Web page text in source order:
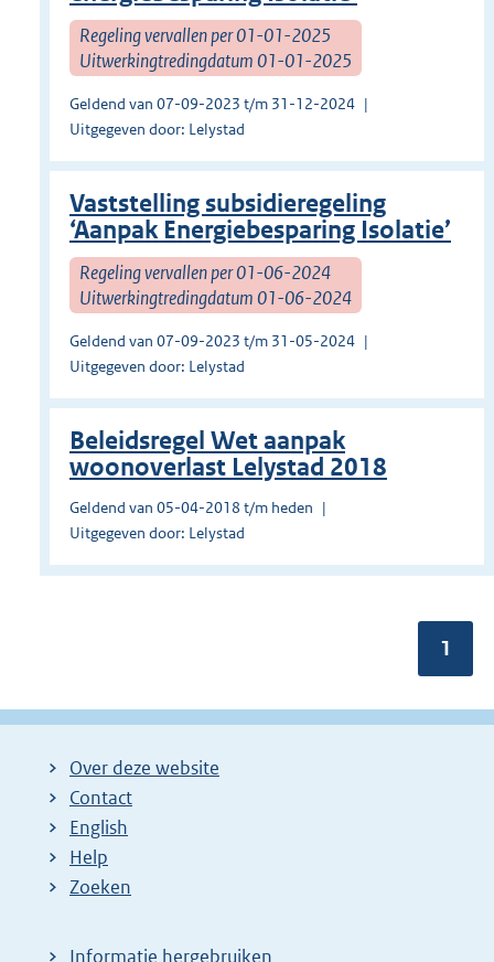
Regeling vervallen per 01-01-2025
Uitwerkingtredingdatum 01-01-2025
Geldend van 07-09-2023 t/m 31-12-2024
Uitgegeven door: Lelystad
Vaststelling subsidieregeling
‘Aanpak Energiebesparing Isolatie’
Regeling vervallen per 01-06-2024
Uitwerkingtredingdatum 01-06-2024
Geldend van 07-09-2023 t/m 31-05-2024
Uitgegeven door: Lelystad
Beleidsregel Wet aanpak
woonoverlast Lelystad 2018
Geldend van 05-04-2018 t/m heden
Uitgegeven door: Lelystad
1
Over deze website
Contact
English
Help
Zoeken
Informatie hergebruiken